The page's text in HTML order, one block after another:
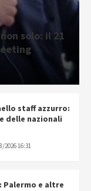
solo: il 21
staff azzurro:
delle nazionali
2026 16:31
Palermo e altre